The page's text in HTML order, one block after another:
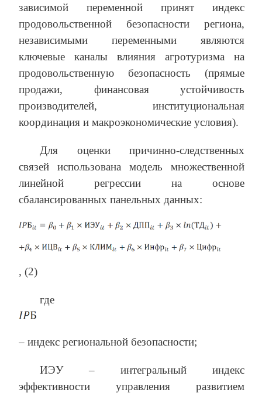
зависимой переменной принят индекс
продовольственной безопасности региона,
независимыми переменными являются
ключевые каналы влияния агротуризма на
продовольственную безопасность (прямые
продажи, финансовая устойчивость
производителей, институциональная
координация и макроэкономические условия).
Для оценки причинно-следственных
связей использована модель множественной
линейной регрессии на основе
сбалансированных панельных данных:
, (2)
где
– индекс региональной безопасности;
ИЭУ – интегральный индекс
эффективности управления развитием